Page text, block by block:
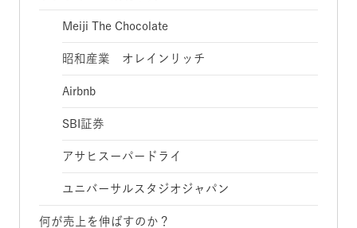
Meiji The Chocolate
昭和産業 オレインリッチ
Airbnb
SBI証券
アサヒスーパードライ
ユニバーサルスタジオジャパン
何が売上を伸ばすのか？